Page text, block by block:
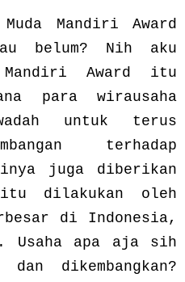
Mandiri Award
belum? Nih aku
Award itu
para wirausaha
untuk terus
terhadap
juga diberikan
itu dilakukan oleh
di Indonesia,
Usaha apa aja sih
dikembangkan?